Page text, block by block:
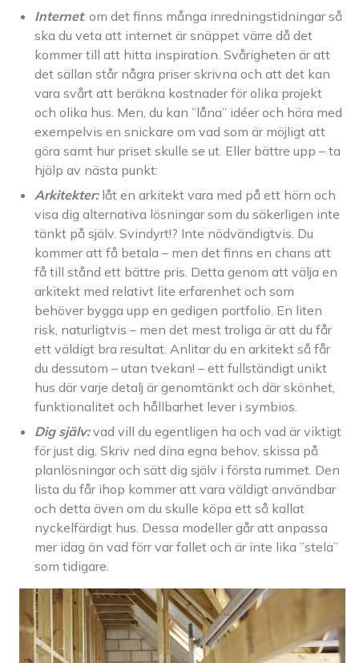
Internet: om det finns många inredningstidningar så
ska du veta att internet är snäppet värre då det
kommer till att hitta inspiration. Svårigheten är att
det sällan står några priser skrivna och att det kan
vara svårt att beräkna kostnader för olika projekt
och olika hus. Men, du kan ”låna” idéer och höra med
exempelvis en snickare om vad som är möjligt att
göra samt hur priset skulle se ut. Eller bättre upp – ta
hjälp av nästa punkt:
Arkitekter:låt en arkitekt vara med på ett hörn och
visa dig alternativa lösningar som du säkerligen inte
tänkt på själv. Svindyrt!? Inte nödvändigtvis. Du
kommer att få betala – men det finns en chans att
få till stånd ett bättre pris. Detta genom att välja en
arkitekt med relativt lite erfarenhet och som
behöver bygga upp en gedigen portfolio. En liten
risk, naturligtvis – men det mest troliga är att du får
ett väldigt bra resultat. Anlitar du en arkitekt så får
du dessutom – utan tvekan! – ett fullständigt unikt
hus där varje detalj är genomtänkt och där skönhet,
funktionalitet och hållbarhet lever i symbios.
Dig själv:vad vill du egentligen ha och vad är viktigt
för just dig. Skriv ned dina egna behov, skissa på
planlösningar och sätt dig själv i första rummet. Den
lista du får ihop kommer att vara väldigt användbar
och detta även om du skulle köpa ett så kallat
nyckelfärdigt hus. Dessa modeller går att anpassa
mer idag än vad förr var fallet och är inte lika ”stela”
som tidigare.